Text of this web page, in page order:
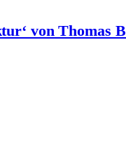
von Thomas